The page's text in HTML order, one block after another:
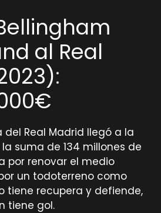
al Real
del Real Madrid llegó a la
suma de 134 millones de
por renovar el medio
un todoterreno como
tiene recupera y defiende,
tiene gol.